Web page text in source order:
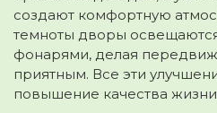
создают комфортную
темноты дворы
фонарями, делая
приятным. Все эти
повышение качества